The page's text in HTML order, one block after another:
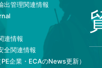
出管理関連情報
連情報
全関連情報
企業・ECAのNews更新）